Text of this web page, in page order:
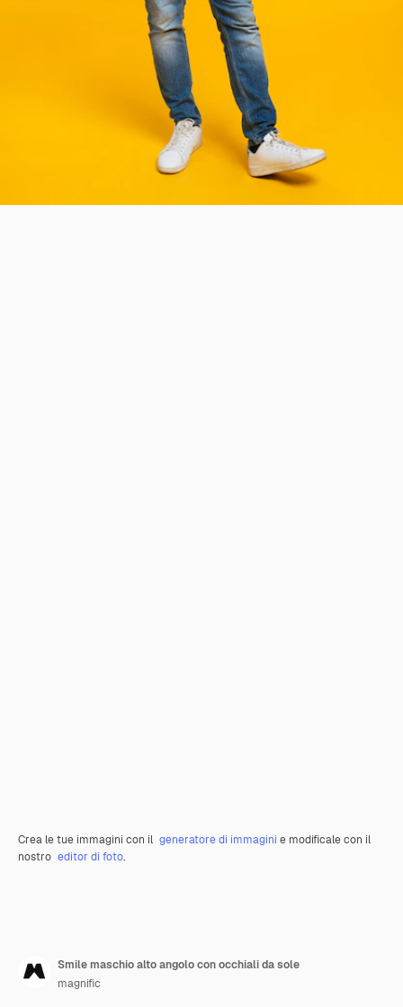
Crea le tue immagini con il generatore di immagini e modificale con il
nostro editor di foto.
Smile maschio alto angolo con occhiali da sole
magnific